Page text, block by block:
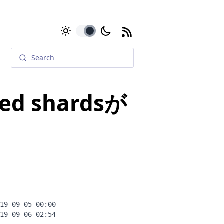
toggle
shardsが
09-05 00:00
09-06 02:54